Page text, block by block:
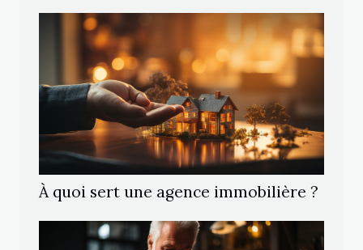
À quoi sert une agence immobilière ?